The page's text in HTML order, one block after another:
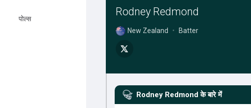
पोल्स
Rodney Redmond
New Zealand • Batter
Rodney Redmond के बारे में